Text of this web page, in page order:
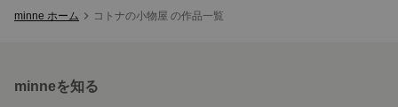
minne ホーム コトナの小物屋 の作品一覧
minneを知る